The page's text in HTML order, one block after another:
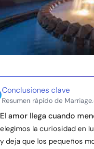
Conclusiones clave
Resumen rápido de
El amor llega cuando
elegimos la curiosidad en
y deja que los pequeños